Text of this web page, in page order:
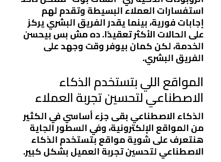
استفسارات العملاء البسيطة وتقدم لهم
إجابات فورية، بينما يقدر الفريق البشري يركز
على الحالات الأكثر تعقيدًا. ده مش بس بيحسن
الخدمة، لكن كمان بيوفر وقت وجهد على
الفريق البشري.
المواقع اللي بتستخدم الذكاء
الاصطناعي لتحسين تجربة العملاء
الذكاء الاصطناعي بقى جزء أساسي في الكثير
من المواقع الإلكترونية، وفي السطور الجاية
هنتعرف على شوية مواقع بتستخدم الذكاء
الاصطناعي لتحسين تجربة العميل بشكل كبير.